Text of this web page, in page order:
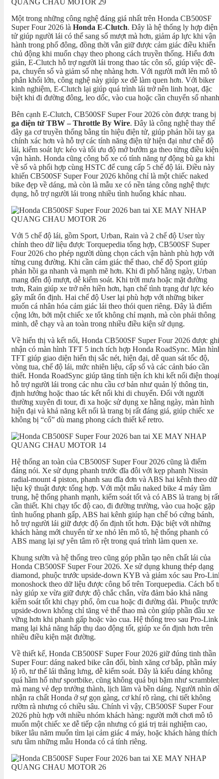
Một trong những công nghệ đáng giá nhất trên Honda CB500SF
Super Four 2026 là Honda E-Clutch. Đây là hệ thống ly hợp điện
tử giúp người lái có thể sang số mượt mà hơn, giảm áp lực khi vận
hành trong phố đông, đồng thời vẫn giữ được cảm giác điều khiển
chủ động khi muốn chạy theo phong cách truyền thống. Hiểu đơn
giản, E-Clutch hỗ trợ người lái trong thao tác côn số, giúp việc đề-
pa, chuyển số và giảm số nhẹ nhàng hơn. Với người mới lên mô tô
phân khối lớn, công nghệ này giúp xe dễ làm quen hơn. Với biker
kinh nghiệm, E-Clutch lại giúp quá trình lái trở nên linh hoạt, đặc
biệt khi đi đường đông, leo dốc, vào cua hoặc cần chuyển số
Bên cạnh E-Clutch, CB500SF Super Four 2026 còn được trang bị
ga điện tử TBW – Throttle By Wire. Đây là công nghệ thay thế
dây ga cơ truyền thống bằng tín hiệu điện tử, giúp phản hồi tay ga
chính xác hơn và hỗ trợ các tính năng điện tử hiện đại như chế độ
lái, kiểm soát lực kéo và tối ưu độ mở bướm ga theo từng điều kiện
vận hành. Honda cũng công bố xe có tính năng tự động bù ga khi
về số và phối hợp cùng HSTC để cung cấp 5 chế độ lái. Điều này
khiến CB500SF Super Four 2026 không chỉ là một chiếc naked
bike đẹp về dáng, mà còn là mẫu xe có nền tảng công nghệ thực
dụng, hỗ trợ người lái trong nhiều tình huống khác nhau.
Với 5 chế độ lái, gồm Sport, Urban, Rain và 2 chế độ User tùy
chỉnh theo dữ liệu được Torquepedia tổng hợp, CB500SF Super
Four 2026 cho phép người dùng chọn cách vận hành phù hợp với
từng cung đường. Khi cần cảm giác thể thao, chế độ Sport giúp
phản hồi ga nhanh và mạnh mẽ hơn. Khi đi phố hằng ngày, Urban
mang đến độ mượt, dễ kiểm soát. Khi trời mưa hoặc mặt đường
trơn, Rain giúp xe trở nên hiền hơn, hạn chế tình trạng dư lực kéo
gây mất ổn định. Hai chế độ User lại phù hợp với những biker
muốn cá nhân hóa cảm giác lái theo thói quen riêng. Đây là điểm
cộng lớn, bởi một chiếc xe tốt không chỉ mạnh, mà còn phải thông
minh, dễ chạy và an toàn trong nhiều điều kiện sử dụng.
Về hiển thị và kết nối, Honda CB500SF Super Four 2026 được ghi
nhận có màn hình TFT 5 inch tích hợp Honda RoadSync. Màn
TFT giúp giao diện hiển thị sắc nét, hiện đại, dễ quan sát tốc độ,
vòng tua, chế độ lái, mức nhiên liệu, cấp số và các cảnh báo cần
thiết. Honda RoadSync giúp tăng tính tiện ích khi kết nối điện
hỗ trợ người lái trong các nhu cầu cơ bản như quản lý thông tin,
định hướng hoặc thao tác kết nối khi di chuyển. Đối với người
thường xuyên đi tour, đi xa hoặc sử dụng xe hằng ngày, màn hình
hiện đại và khả năng kết nối là trang bị rất đáng giá, giúp chiếc xe
không bị “cổ” dù mang phong cách thiết kế retro.
Hệ thống an toàn của CB500SF Super Four 2026 cũng là điểm
đáng nói. Xe sử dụng phanh trước đĩa đôi với kẹp phanh Nissin
radial-mount 4 piston, phanh sau đĩa đơn và ABS hai kênh theo dữ
liệu kỹ thuật được tổng hợp. Với một mẫu naked bike 4 máy tầm
trung, hệ thống phanh mạnh, kiểm soát tốt và có ABS là trang bị rất
cần thiết. Khi chạy tốc độ cao, đi đường trường, vào cua hoặc gặp
tình huống phanh gấp, ABS hai kênh giúp hạn chế bó cứng bánh,
hỗ trợ người lái giữ được độ ổn định tốt hơn. Đặc biệt với những
khách hàng mới chuyển từ xe nhỏ lên mô tô, hệ thống phanh có
ABS mang lại sự yên tâm rõ rệt trong quá trình làm quen xe.
Khung sườn và hệ thống treo cũng góp phần tạo nên chất lái của
Honda CB500SF Super Four 2026. Xe sử dụng khung thép dạng
diamond, phuộc trước upside-down KYB và giảm xóc sau Pro-
monoshock theo dữ liệu được công bố trên Torquepedia. Cách bố
này giúp xe vừa giữ được độ chắc chắn, vừa đảm bảo khả năng
kiểm soát tốt khi chạy phố, ôm cua hoặc đi đường dài. Phuộc trước
upside-down không chỉ tăng vẻ thể thao mà còn giúp phần đầu xe
vững hơn khi phanh gấp hoặc vào cua. Hệ thống treo sau Pro-Link
mang lại khả năng hấp thụ dao động tốt, giúp xe ổn định hơn trên
nhiều điều kiện mặt đường.
Về thiết kế, Honda CB500SF Super Four 2026 giữ đúng tinh thần
Super Four: dáng naked bike cân đối, bình xăng cơ bắp, phần máy
lộ rõ, tư thế lái thẳng lưng, dễ kiểm soát. Đây là kiểu dáng không
quá hầm hố như sportbike, cũng không quá bụi bặm như
mà mang vẻ đẹp trưởng thành, lịch lãm và bền dáng. Người nhìn
nhận ra chất Honda ở sự gọn gàng, cơ khí rõ ràng, chi tiết không
rườm rà nhưng có chiều sâu. Chính vì vậy, CB500SF Super Four
2026 phù hợp với nhiều nhóm khách hàng: người mới chơi mô tô
muốn một chiếc xe dễ tiếp cận nhưng có giá trị trải nghiệm cao,
biker lâu năm muốn tìm lại cảm giác 4 máy, hoặc khách hàng thích
sưu tầm những mẫu Honda có cá tính riêng.